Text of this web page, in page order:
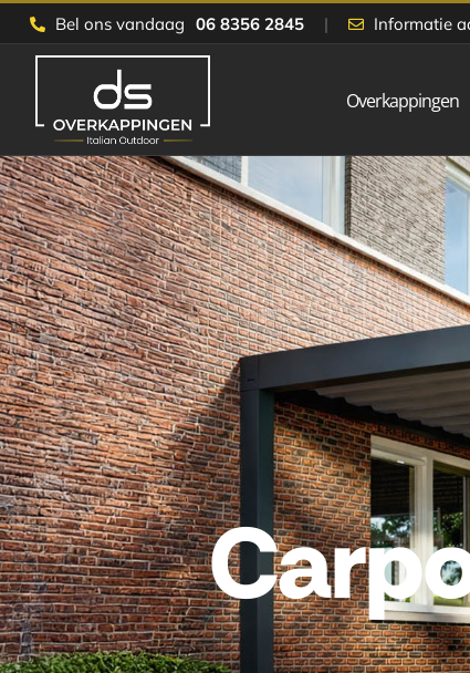
Skip
to
Bel ons vandaag 06 8356 2845 | Informatie
Overkappingen